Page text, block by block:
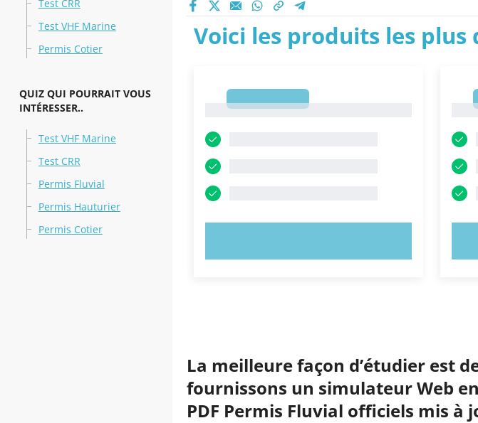
Test CRR
Test VHF Marine
Permis Cotier
QUIZ QUI POURRAIT VOUS
INTÉRESSER..
Test VHF Marine
Test CRR
Permis Fluvial
Permis Hauturier
Permis Cotier
Voici les produits les plus
La meilleure façon d’étudier est
fournissons un simulateur Web
PDF Permis Fluvial officiels mis à